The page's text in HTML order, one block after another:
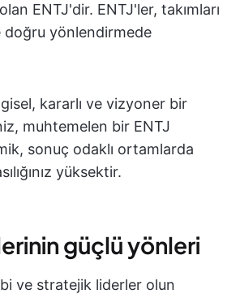
ENTJ'dir. ENTJ'ler, takımları
doğru yönlendirmede
kararlı ve vizyoner bir
muhtemelen bir ENTJ
sonuç odaklı ortamlarda
yüksektir.
güçlü yönleri
ve stratejik liderler olun